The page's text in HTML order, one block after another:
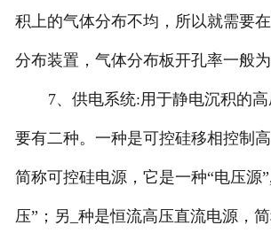
积上的气体分布不均，所以就需要
分布装置，气体分布板开孔率一般为
7、供电系统:用于静电沉积的
要有二种。一种是可控硅移相控制
简称可控硅电源，它是一种“电压源
压”；另_种是恒流高压直流电源，